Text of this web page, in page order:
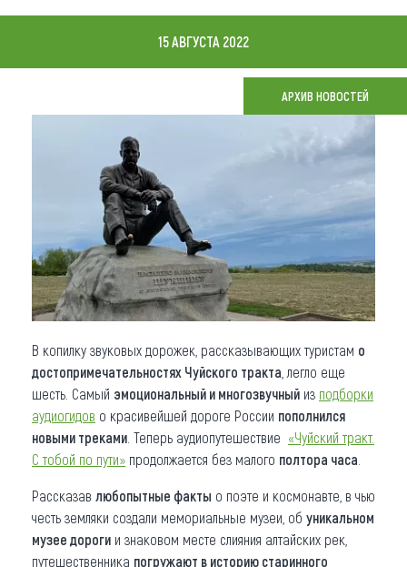
Карта
Что привезти (сувениры)
О регионе
Коллекция впечатлений
Другие рубрики
15 АВГУСТА 2022
АРХИВ НОВОСТЕЙ
В копилку звуковых дорожек, рассказывающих туристам о
достопримечательностях Чуйского тракта , легло еще
шесть. Самый эмоциональный и многозвучный из подборки
аудиогидов о красивейшей дороге России пополнился
новыми треками . Теперь аудиопутешествие «Чуйский тракт.
С тобой по пути» продолжается без малого полтора часа
Рассказав любопытные факты о поэте и космонавте, в чью
честь земляки создали мемориальные музеи, об уникальном
музее дороги и знаковом месте слияния алтайских рек,
путешественника погружают в историю старинного